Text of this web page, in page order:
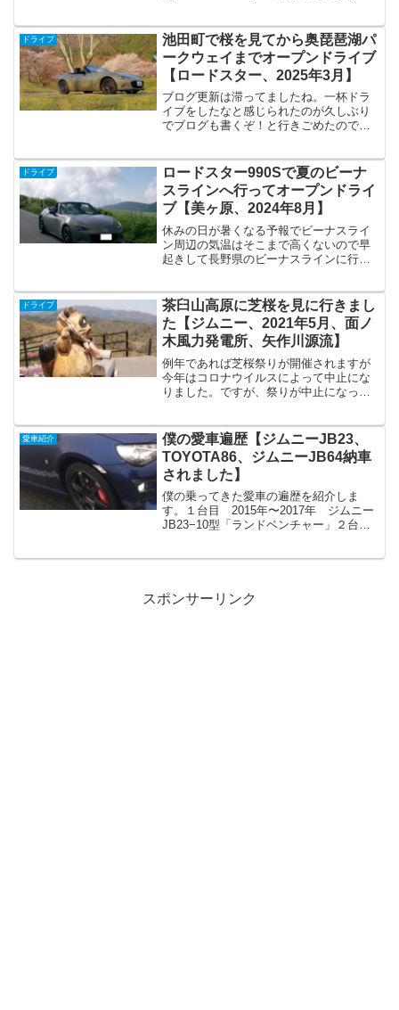
ができ、パドルシフトや走行...
ドライブ
池田町で桜を見てから奥琵琶湖パ
ークウェイまでオープンドライブ
【ロードスター、2025年3月】
ブログ更新は滞ってましたね。一杯ドラ
イブをしたなと感じられたのが久しぶり
でブログも書くぞ！と行きごめたので久
までオープンドライブを楽しんで帰りに
滋賀県川の国道303号線...
ドライブ
ロードスター990Sで夏のビーナ
スラインへ行ってオープンドライ
ブ【美ヶ原、2024年8月】
休みの日が暑くなる予報でビーナスライ
ン周辺の気温はそこまで高くないので早
起きして長野県のビーナスラインに行く
ープンドライブできるのがとても楽しみ
でした。最近は冬のビーナ...
ドライブ
茶臼山高原に芝桜を見に行きまし
た【ジムニー、2021年5月、面ノ
木風力発電所、矢作川源流】
例年であれば芝桜祭りが開催されますが
今年はコロナウイルスによって中止にな
りました。ですが、祭りが中止になった
た。今回は「茶臼山高原」で芝桜を楽し
んだ後は「矢作川源流」を...
愛車紹介
僕の愛車遍歴【ジムニーJB23、
TOYOTA86、ジムニーJB64納車
されました】
僕の乗ってきた愛車の遍歴を紹介しま
す。１台目 2015年〜2017年 ジムニー
JB23−10型「ランドベンチャー」２台
スポンサーリンク